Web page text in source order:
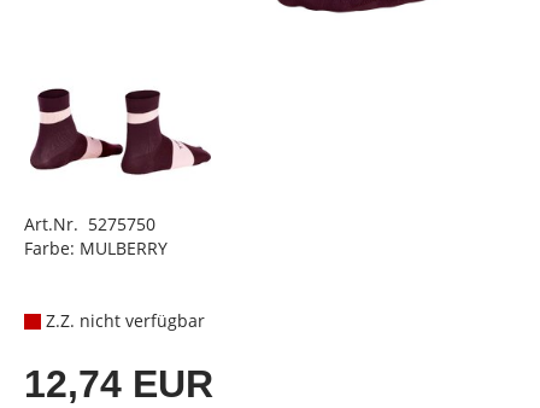
Art.Nr. 5275750
Farbe: MULBERRY
Z.Z. nicht verfügbar
12,74 EUR